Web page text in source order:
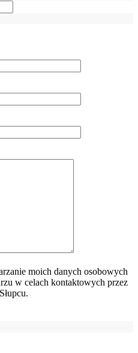
moich danych osobowych
w celach kontaktowych przez